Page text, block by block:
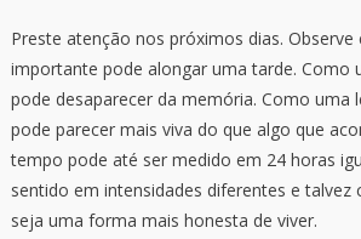
Preste atenção nos próximos dias.
importante pode alongar uma tarde. Como
pode desaparecer da memória. Como uma
pode parecer mais viva do que algo que
tempo pode até ser medido em 24 horas
sentido em intensidades diferentes e talvez
seja uma forma mais honesta de viver.